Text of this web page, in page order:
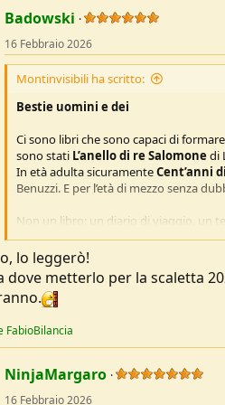
Badowski
16 Febbraio 2026
Montinvisibili ha scritto:
Bestie uomini e dei
Ci sono libri che sono capaci di
sono stati L’anello di re Salomone di
In età adulta sicuramenteCent’anni
Benuzzi. E per l’età di mezzo senza
Non un libro: un diario di viaggio, un
avventuroso, capace di risvegliare
incappato nel meraviglioso
vigilia di una traversata da Roma a
avevano aperto suggestioni
neIl pellegrinaggio in oriente
mi avventurai fra le pagine di questo
Scrittore, giornalista, chimico,
Ossendowski si trova in fuga
una regressione a uno stato selvatico
lo leggerò!
dove metterlo per la scaletta
FabioBilancia
NinjaMargaro
16 Febbraio 2026